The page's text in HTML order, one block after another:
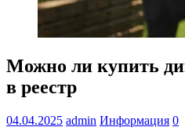
Можно ли купить
в реестр
04.04.2025 admin Информация 0